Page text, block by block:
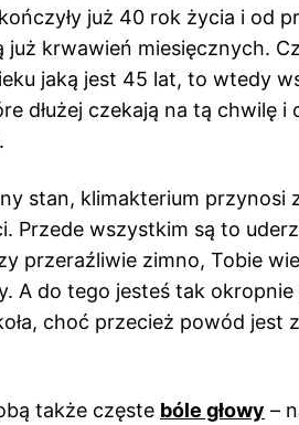
już 40 rok życia i od
już krwawień miesięcznych.
jaką jest 45 lat, to wtedy
dłużej czekają na tą chwilę i
stan, klimakterium przynosi
Przede wszystkim są to
przeraźliwie zimno, Tobie
A do tego jesteś tak okropnie
choć przecież powód jest
także częste bóle głowy –